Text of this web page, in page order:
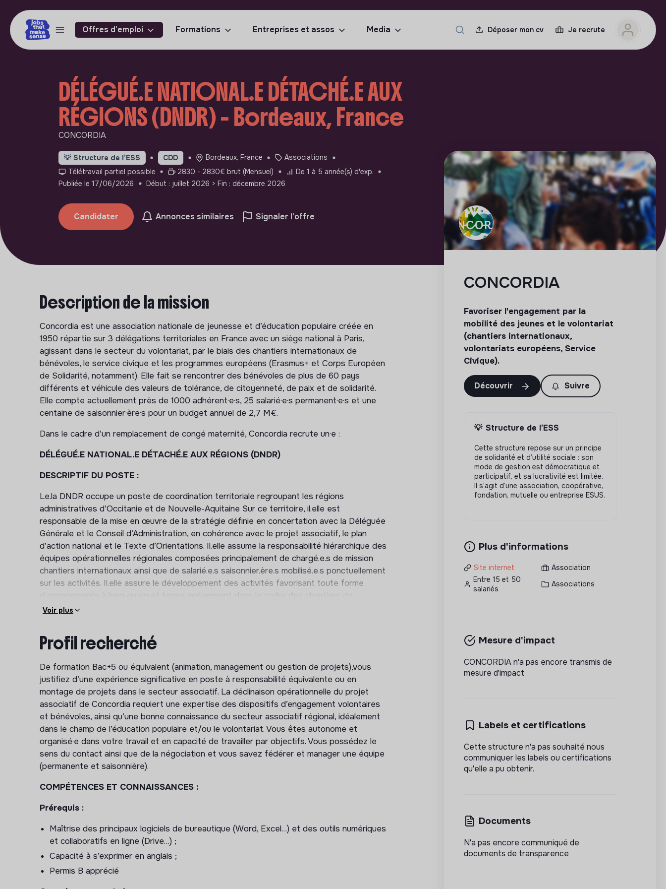
Offres d'emploi Formations Entreprises et assos Media Déposer mon cv Je recrute
DÉLÉGUÉ.E NATIONAL.E DÉTACHÉ.E AUX
RÉGIONS (DNDR) - Bordeaux, France
CONCORDIA
💡 Structure de l’ESS CDD Bordeaux, France
Associations
Télétravail partiel possible
2830 - 2830€ brut (Mensuel)
De 1 à 5 année(s) d'exp.
Publiée le 17/06/2026
Début : juillet 2026 > Fin : décembre 2026
Candidater Annonces similaires Signaler l'offre
Description de la mission
Concordia est une association nationale de jeunesse et d’éducation populaire créée en
1950 répartie sur 3 délégations territoriales en France avec un siège national à Paris,
agissant dans le secteur du volontariat, par le biais des chantiers internationaux de
bénévoles, le service civique et les programmes européens (Erasmus+ et Corps Européen
de Solidarité, notamment). Elle fait se rencontrer des bénévoles de plus de 60 pays
différents et véhicule des valeurs de tolérance, de citoyenneté, de paix et de solidarité.
Elle compte actuellement près de 1000 adhérent·e·s, 25 salarié·e·s permanent·e·s et une
centaine de saisonnier·ère·s pour un budget annuel de 2,7 M€.
Dans le cadre d’un remplacement de congé maternité, Concordia recrute un·e :
DÉLÉGUÉ.E NATIONAL.E DÉTACHÉ.E AUX RÉGIONS (DNDR)
DESCRIPTIF DU POSTE :
Le.la DNDR occupe un poste de coordination territoriale regroupant les régions
administratives d’Occitanie et de Nouvelle-Aquitaine Sur ce territoire, il.elle est
responsable de la mise en œuvre de la stratégie définie en concertation avec la Déléguée
Générale et le Conseil d’Administration, en cohérence avec le projet associatif, le plan
d’action national et le Texte d’Orientations. Il.elle assume la responsabilité hiérarchique des
équipes opérationnelles régionales composées principalement de chargé.e.s de mission
chantiers internationaux ainsi que de salarié.e.s saisonnier.ère.s mobilisé.e.s ponctuellement
sur les activités. Il.elle assure le développement des activités favorisant toute forme
d'engagements à long ou court terme, notamment dans le cadre des chantiers de
bénévoles, le service civique et les programmes européens.
suivantes :
Représenter l'association Concordia et développer le réseau partenarialsur
l’ensemble du territoire couvert par la délégation, dans le respect des statuts, du projet
associatif, du projet éducatif, du texte d’orientations et des finalités de l’association,
Coordonner le bon fonctionnement du territoire(gestion administrative, gestion
des ressources humaines, transmission comptable, engagement des paiements,
intendance et organisation logistique, répartition des tâches, définition des méthodes
de travail),
Elaborer et mettre en œuvre un projet territorial en cohérence avec les
orientations nationales,
Participer à la définition et au suivi des objectifs budgétaires
les sources de financements et optimiser les charges courantes,
hauteur des objectifs définis par le projet du territoire,
Assurer les négociations et les relations avec les partenaires
territoriaux,
Constituer et animer l'équipe territoriale
Voir plus
Profil recherché
De formation Bac+5 ou équivalent (animation, management ou gestion de projets),vous
justifiez d’une expérience significative en poste à responsabilité équivalente ou en
montage de projets dans le secteur associatif. La déclinaison opérationnelle du projet
associatif de Concordia requiert une expertise des dispositifs d’engagement volontaires
et bénévoles, ainsi qu’une bonne connaissance du secteur associatif régional, idéalement
dans le champ de l’éducation populaire et/ou le volontariat. Vous êtes autonome et
organisé·e dans votre travail et en capacité de travailler par objectifs. Vous possédez le
sens du contact ainsi que de la négociation et vous savez fédérer et manager une équipe
(permanente et saisonnière).
COMPÉTENCES ET CONNAISSANCES :
Prérequis :
Maîtrise des principaux logiciels de bureautique (Word, Excel…) et des outils numériques
et collaboratifs en ligne (Drive…) ;
Capacité à s’exprimer en anglais ;
Permis B apprécié
CONCORDIA
Favoriser l'engagement par la
mobilité des jeunes et le volontariat
(chantiers internationaux,
volontariats européens, Service
Civique).
Découvrir Suivre
💡 Structure de l’ESS
Cette structure repose sur un principe
de solidarité et d’utilité sociale : son
mode de gestion est démocratique et
participatif, et sa lucrativité est limitée.
Il s’agit d’une association, coopérative,
fondation, mutuelle ou entreprise ESUS.
Plus d'informations
Site internet
Association
Entre 15 et 50
salariés
Associations
Mesure d'impact
CONCORDIA n'a pas encore transmis de
mesure d'impact
Labels et certifications
Cette structure n'a pas souhaité nous
communiquer les labels ou certifications
qu'elle a pu obtenir.
Documents
N'a pas encore communiqué de
documents de transparence